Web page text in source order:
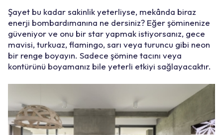
Şayet bu kadar sakinlik yeterliyse, mekânda biraz
enerji bombardımanına ne dersiniz? Eğer şöminenize
güveniyor ve onu bir star yapmak istiyorsanız, gece
mavisi, turkuaz, flamingo, sarı veya turuncu gibi neon
bir renge boyayın. Sadece şömine tacını veya
kontürünü boyamanız bile yeterli etkiyi sağlayacaktır.